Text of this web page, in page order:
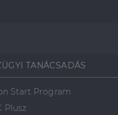
TANÁCSADÁS
Start Program
Plusz